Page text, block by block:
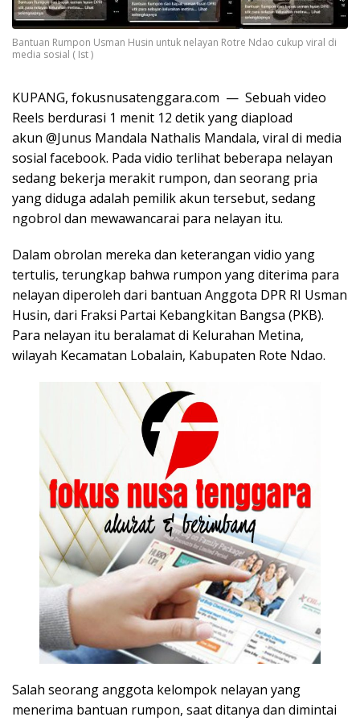
Bantuan Rumpon Usman Husin untuk nelayan Rotre Ndao cukup viral di
media sosial ( Ist )
KUPANG, fokusnusatenggara.com — Sebuah video
Reels berdurasi 1 menit 12 detik yang diapload
akun @Junus Mandala Nathalis Mandala, viral di media
sosial facebook. Pada vidio terlihat beberapa nelayan
sedang bekerja merakit rumpon, dan seorang pria
yang diduga adalah pemilik akun tersebut, sedang
ngobrol dan mewawancarai para nelayan itu.
Dalam obrolan mereka dan keterangan vidio yang
tertulis, terungkap bahwa rumpon yang diterima para
nelayan diperoleh dari bantuan Anggota DPR RI Usman
Husin, dari Fraksi Partai Kebangkitan Bangsa (PKB).
Para nelayan itu beralamat di Kelurahan Metina,
wilayah Kecamatan Lobalain, Kabupaten Rote Ndao.
Salah seorang anggota kelompok nelayan yang
menerima bantuan rumpon, saat ditanya dan dimintai